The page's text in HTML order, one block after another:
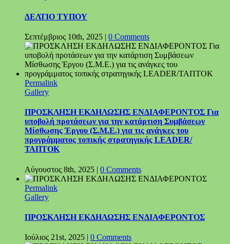
ΔΕΛΤΙΟ ΤΥΠΟΥ
Σεπτέμβριος 10th, 2025 | 0 Comments
Permalink
Gallery
ΠΡΟΣΚΛΗΣΗ ΕΚΔΗΛΩΣΗΣ ΕΝΔΙΑΦΕΡΟΝΤΟΣ Για
υποβολή προτάσεων για την κατάρτιση Συμβάσεων
Μίσθωσης Έργου (Σ.Μ.Ε.) για τις ανάγκες του
προγράμματος τοπικής στρατηγικής LEADER/
ΤΑΠΤΟΚ
Αύγουστος 8th, 2025 | 0 Comments
Permalink
Gallery
ΠΡΟΣΚΛΗΣΗ ΕΚΔΗΛΩΣΗΣ ΕΝΔΙΑΦΕΡΟΝΤΟΣ
Ιούλιος 21st, 2025 | 0 Comments